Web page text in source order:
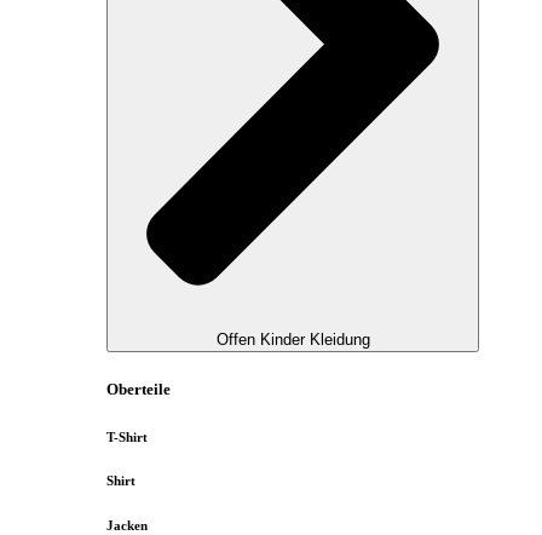
Offen Kinder Kleidung
Oberteile
T-Shirt
Shirt
Jacken